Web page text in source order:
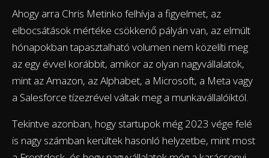
Ahogy arra Chris Metinko felhívja a figyelmet, az
elbocsátások mértéke csökkenő pályán van, az elmúlt
hónapokban tapasztalható volumen nem közelíti meg
az egy évvel korábbit, amikor az olyan nagyvállalatok,
mint az Amazon, az Alphabet, a Microsoft, a Meta vagy
a Salesforce tízezrével váltak meg a munkavállalóiktól.
Tekintve azonban, hogy startupok még 2023 vége felé
is nagy számban kerültek hasonló helyzetbe, mint most